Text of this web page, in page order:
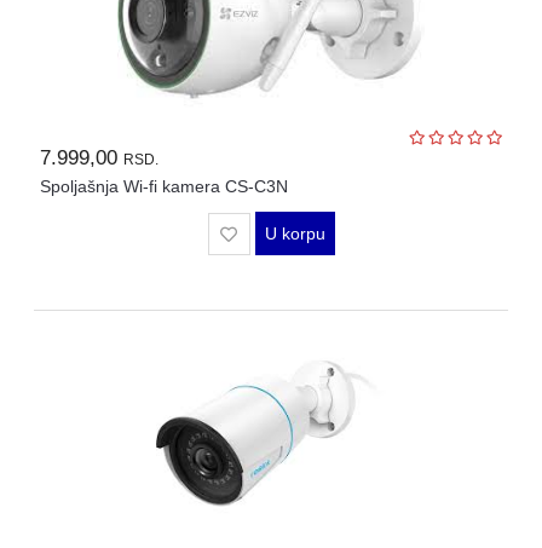
7.999,00 RSD.
Spoljašnja Wi-fi kamera CS-C3N
U korpu